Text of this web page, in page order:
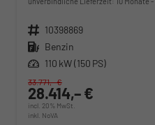
Fahrzeugnr. 10398869
Kraftstoff Benzin
Leistung 110 kW (150 PS)
28.414,– €
incl. 20% MwSt.
inkl. NoVA
33.771,– €